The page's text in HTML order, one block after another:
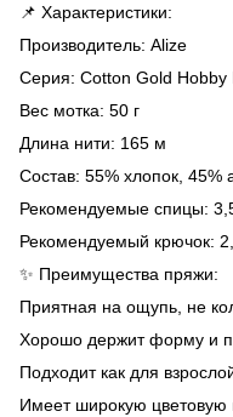
📌 Характеристики:
Производитель: Alize
Серия: Cotton Gold Hobby
Вес мотка: 50 г
Длина нити: 165 м
Состав: 55% хлопок, 45%
Рекомендуемые спицы:
Рекомендуемый крючок:
✨ Преимущества пряжи:
Приятная на ощупь, не
Хорошо держит форму и
Подходит как для
Имеет широкую цветовую